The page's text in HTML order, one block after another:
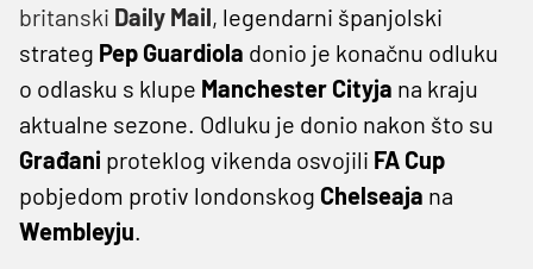
britanski Daily Mail, legendarni španjolski
strateg Pep Guardiola donio je konačnu odluku
o odlasku s klupe Manchester Cityja na kraju
aktualne sezone. Odluku je donio nakon što su
Građani proteklog vikenda osvojili FA Cup
pobjedom protiv londonskog Chelseaja na
Wembleyju.